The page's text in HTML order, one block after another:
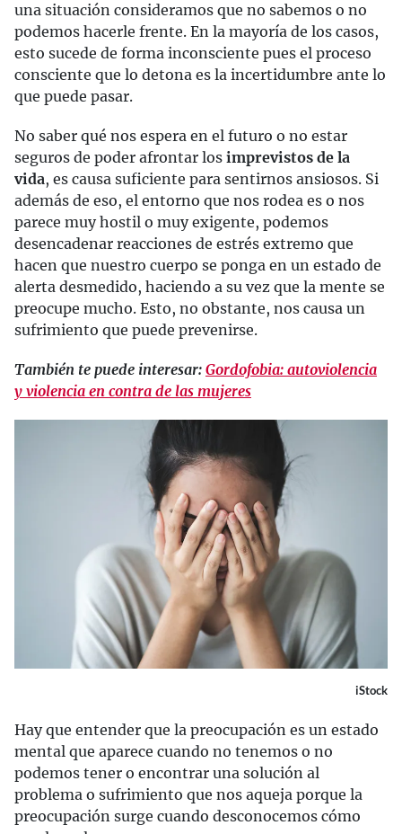
una situación consideramos que no sabemos o no
podemos hacerle frente. En la mayoría de los casos,
esto sucede de forma inconsciente pues el proceso
consciente que lo detona es la incertidumbre ante lo
que puede pasar.
No saber qué nos espera en el futuro o no estar
seguros de poder afrontar los imprevistos de la
vida, es causa suficiente para sentirnos ansiosos. Si
además de eso, el entorno que nos rodea es o nos
parece muy hostil o muy exigente, podemos
desencadenar reacciones de estrés extremo que
hacen que nuestro cuerpo se ponga en un estado de
alerta desmedido, haciendo a su vez que la mente se
preocupe mucho. Esto, no obstante, nos causa un
sufrimiento que puede prevenirse.
También te puede interesar: Gordofobia: autoviolencia
y violencia en contra de las mujeres
iStock
Hay que entender que la preocupación es un estado
mental que aparece cuando no tenemos o no
podemos tener o encontrar una solución al
problema o sufrimiento que nos aqueja porque la
preocupación surge cuando desconocemos cómo